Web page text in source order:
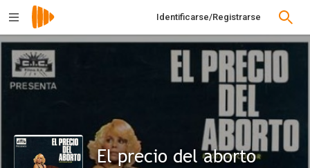
Identificarse/Registrarse
El precio del aborto